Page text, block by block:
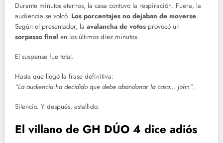
Durante minutos eternos, la casa contuvo la respiración. Fuera, la
audiencia se volcó. Los porcentajes no dejaban de moverse.
Según el presentador, la avalancha de votos provocó un
sorpasso final en los últimos diez minutos.
El suspense fue total.
Hasta que llegó la frase definitiva:
“La audiencia ha decidido que debe abandonar la casa… John”.
Silencio. Y después, estallido.
El villano de GH DÚO 4 dice adiós